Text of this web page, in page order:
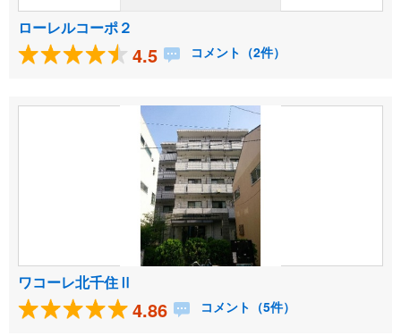
ローレルコーポ２
4.5 コメント（2件）
ワコーレ北千住Ⅱ
4.86 コメント（5件）